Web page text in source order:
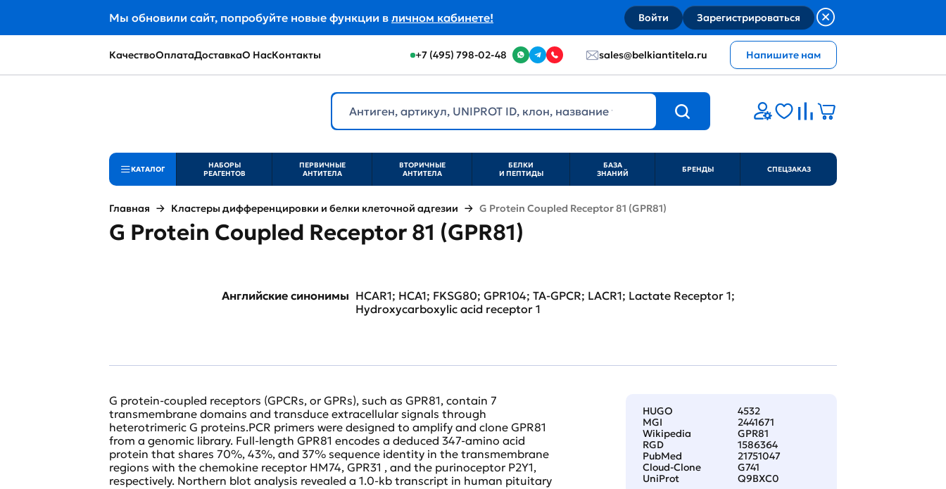
Мы обновили сайт, попробуйте новые функции в личном кабинете! Войти Зарегистрироваться
КачествоОплатаДоставкаО НасКонтакты +7 (495) 798-02-48 sales@belkiantitela.ru Напишите нам
КАТАЛОГ
НАБОРЫ
РЕАГЕНТОВ
ПЕРВИЧНЫЕ
АНТИТЕЛА
ВТОРИЧНЫЕ
АНТИТЕЛА
БЕЛКИ
И ПЕПТИДЫ
БАЗА
ЗНАНИЙ
БРЕНДЫ СПЕЦЗАКАЗ
Главная Кластеры дифференцировки и белки клеточной адгезии G Protein Coupled Receptor 81 (GPR81)
G Protein Coupled Receptor 81 (GPR81)
Английские синонимы HCAR1; HCA1; FKSG80; GPR104; TA-GPCR; LACR1; Lactate Receptor 1;
Hydroxycarboxylic acid receptor 1
HUGO
4532
MGI
2441671
Wikipedia
GPR81
RGD
1586364
PubMed
21751047
Cloud-Clone
G741
UniProt
Q9BXC0
G protein-coupled receptors (GPCRs, or GPRs), such as GPR81, contain 7
transmembrane domains and transduce extracellular signals through
heterotrimeric G proteins.PCR primers were designed to amplify and clone GPR81
from a genomic library. Full-length GPR81 encodes a deduced 347-amino acid
protein that shares 70%, 43%, and 37% sequence identity in the transmembrane
regions with the chemokine receptor HM74, GPR31 , and the purinoceptor P2Y1,
respectively. Northern blot analysis revealed a 1.0-kb transcript in human pituitary